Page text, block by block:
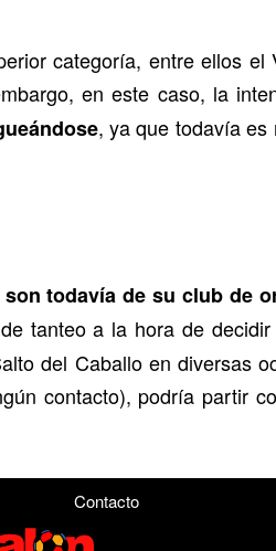
categoría, entre ellos el
en este caso, la
, ya que todavía
todavía de su club de
tanteo a la hora de
del Caballo en diversas
contacto), podría partir
Contacto